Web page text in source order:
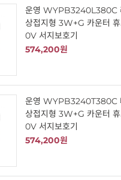
운영 WYPB3240L380C
상접지형 3W+G 카운터
0V 서지보호기
574,200원
운영 WYPB3240T380C
상접지형 3W+G 카운터
0V 서지보호기
574,200원